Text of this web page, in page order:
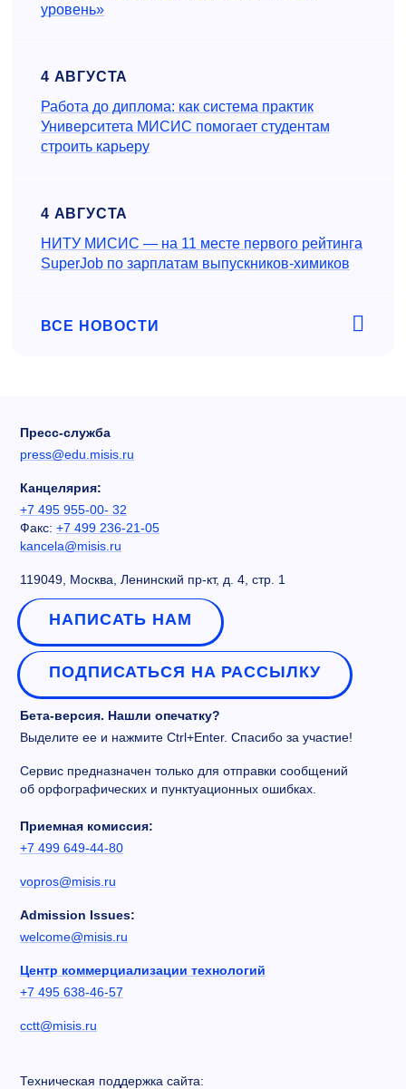
уровень»
4 АВГУСТА
Работа до диплома: как система практик
Университета МИСИС помогает студентам
строить карьеру
4 АВГУСТА
НИТУ МИСИС — на 11 месте первого рейтинга
SuperJob по зарплатам выпускников-химиков
ВСЕ НОВОСТИ
Пресс-служба
press@edu.misis.ru
Канцелярия:
+7 495 955-00- 32
Факс: +7 499 236-21-05
kancela@misis.ru
119049, Москва, Ленинский пр-кт, д. 4, стр. 1
НАПИСАТЬ НАМ
ПОДПИСАТЬСЯ НА РАССЫЛКУ
Бета-версия. Нашли опечатку?
Выделите ее и нажмите Ctrl+Enter. Спасибо за участие!
Сервис предназначен только для отправки сообщений
об орфографических и пунктуационных ошибках.
Приемная комиссия:
+7 499 649-44-80
vopros@misis.ru
Admission Issues:
welcome@misis.ru
Центр коммерциализации технологий
+7 495 638-46-57
cctt@misis.ru
Техническая поддержка сайта: